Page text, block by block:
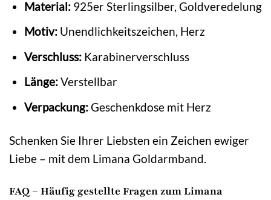
Material:925er Sterlingsilber, Goldveredelung
Motiv:Unendlichkeitszeichen, Herz
Verschluss:Karabinerverschluss
Länge:Verstellbar
Verpackung:Geschenkdose mit Herz
Schenken Sie Ihrer Liebsten ein Zeichen ewiger
Liebe – mit dem Limana Goldarmband.
FAQ – Häufig gestellte Fragen zum Limana